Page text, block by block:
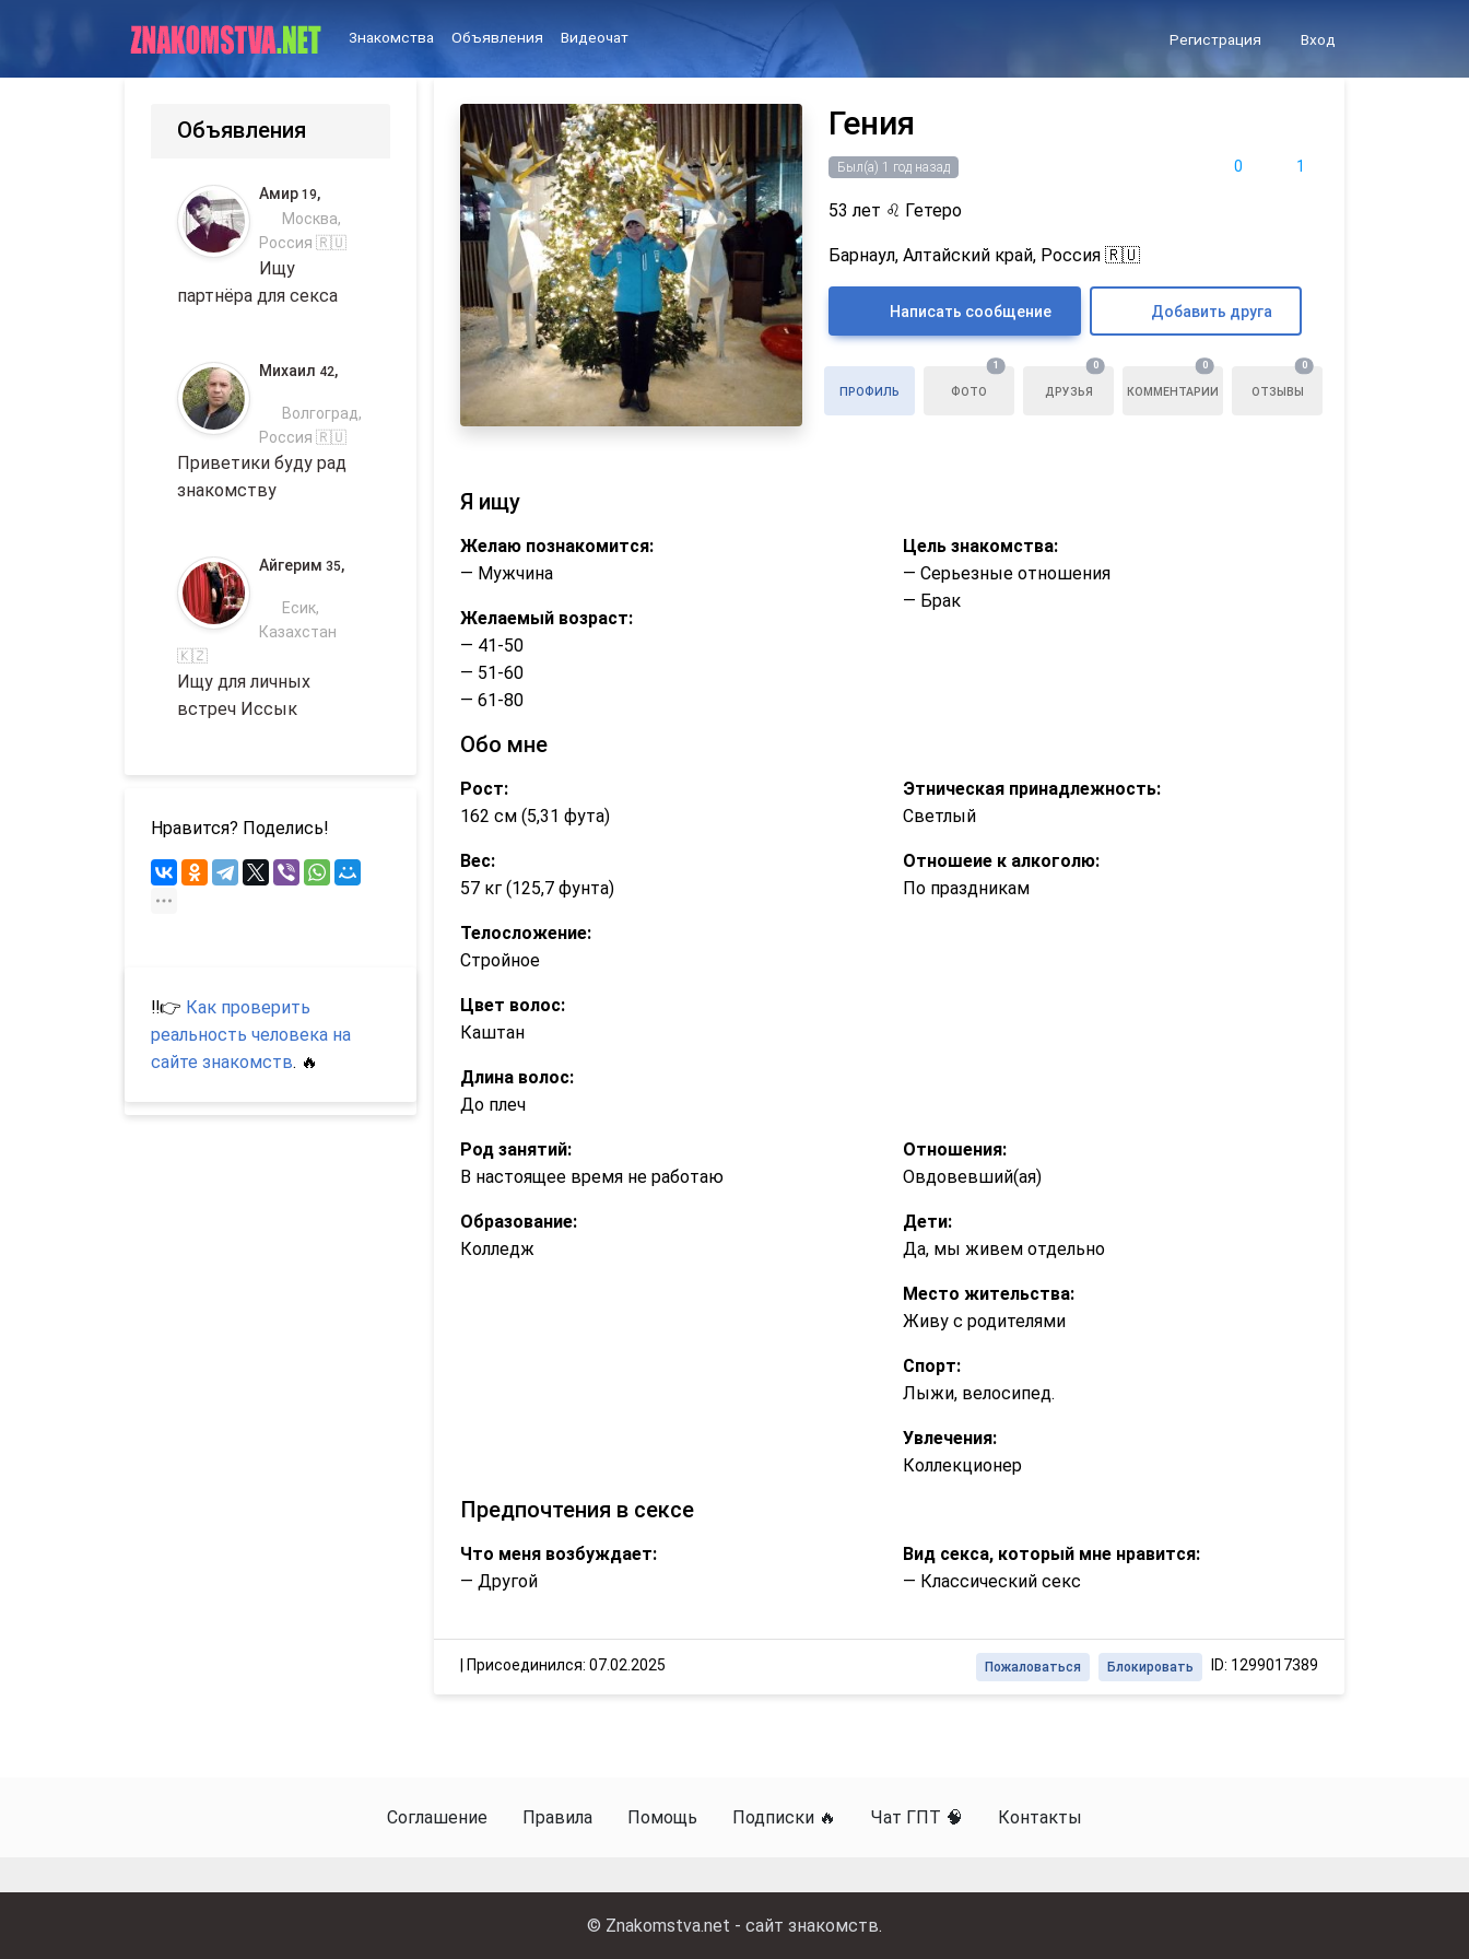
Знакомства Объявления Видеочат Регистрация Вход
Гения
0 1
Был(а) 1 год назад
53 лет ♌ Гетеро
Барнаул, Алтайский край, Россия 🇷🇺
Написать сообщение Добавить друга
ПРОФИЛЬ ФОТО
1
ДРУЗЬЯ
0
КОММЕНТАРИИ
0
ОТЗЫВЫ
0
Я ищу
Желаю познакомится:
— Мужчина
Желаемый возраст:
— 41-50
— 51-60
— 61-80
Цель знакомства:
— Серьезные отношения
— Брак
Обо мне
Рост:
162 см (5,31 фута)
Вес:
57 кг (125,7 фунта)
Телосложение:
Стройное
Цвет волос:
Каштан
Длина волос:
До плеч
Этническая принадлежность:
Светлый
Отношеие к алкоголю:
По праздникам
Род занятий:
В настоящее время не работаю
Образование:
Колледж
Отношения:
Овдовевший(ая)
Дети:
Да, мы живем отдельно
Место жительства:
Живу с родителями
Спорт:
Лыжи, велосипед.
Увлечения:
Коллекционер
Предпочтения в сексе
Что меня возбуждает:
— Другой
Вид секса, который мне нравится:
— Классический секс
Присоединился: 07.02.2025 ID: 1299017389
Блокировать
Пожаловаться
Объявления
Амир 19,
Москва,
Россия 🇷🇺
Ищу
партнёра для секса
Михаил 42,
Волгоград,
Россия 🇷🇺
Приветики буду рад
знакомству
Айгерим 35,
Есик,
Казахстан
🇰🇿
Ищу для личных
встреч Иссык
Нравится? Поделись!
‼️👉 Как проверить
реальность человека на
сайте знакомств. 🔥
Соглашение Правила Помощь Подписки 🔥 Чат ГПТ 🧠 Контакты
© Znakomstva.net - сайт знакомств.